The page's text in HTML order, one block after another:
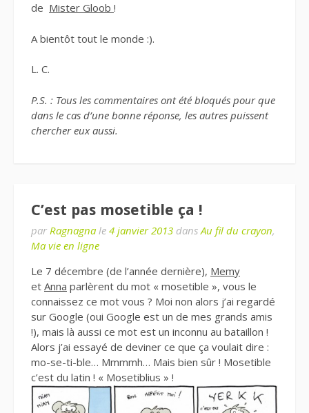
de Mister Gloob !
A bientôt tout le monde :).
L. C.
P.S. : Tous les commentaires ont été bloqués pour que
dans le cas d’une bonne réponse, les autres puissent
chercher eux aussi.
C’est pas mosetible ça !
par Ragnagna le 4 janvier 2013 dansAu fil du crayon,
Ma vie en ligne
Le 7 décembre (de l’année dernière), Memy
et Anna parlèrent du mot « mosetible », vous le
connaissez ce mot vous ? Moi non alors j’ai regardé
sur Google (oui Google est un de mes grands amis
!), mais là aussi ce mot est un inconnu au bataillon !
Alors j’ai essayé de deviner ce que ça voulait dire :
mo-se-ti-ble… Mmmmh… Mais bien sûr ! Mosetible
c’est du latin ! « Mosetiblius » !